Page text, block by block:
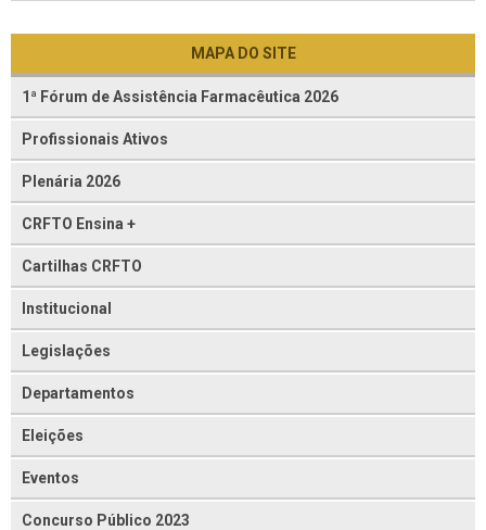
MAPA DO SITE
1ª Fórum de Assistência Farmacêutica 2026
Profissionais Ativos
Plenária 2026
CRFTO Ensina +
Cartilhas CRFTO
Institucional
Legislações
Departamentos
Eleições
Eventos
Concurso Público 2023